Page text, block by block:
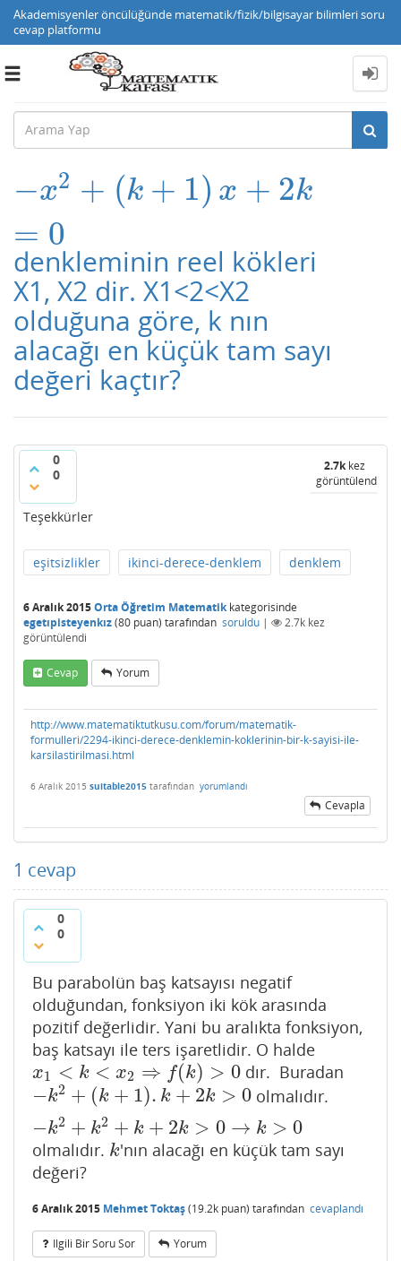
Akademisyenler öncülüğünde matematik/fizik/bilgisayar bilimleri soru
cevap platformu
Toggle
−x2 + (k + 1) x + 2k
= 0
−x2+ k+ 1)x +2 k=0
denkleminin reel kökleri
X1, X2 dir. X1<2<X2
olduğuna göre, k nın
alacağı en küçük tam sayı
değeri kaçtır?
0
0
2.7kkez
görüntülendi
Teşekkürler
eşitsizlikler ikinci-derece-denklem denklem
6 Aralık 2015Orta Öğretim Matematikkategorisinde
egetıpisteyenkız(80 puan) tarafından soruldu | 2.7k kez
görüntülendi
Cevap Yorum
http://www.matematiktutkusu.com/forum/matematik-
formulleri/2294-ikinci-derece-denklemin-koklerinin-bir-k-sayisi-ile-
karsilastirilmasi.html
6 Aralık 2015 suitable2015 tarafından yorumlandı
Cevapla
1 cevap
0
0
Bu parabolün baş katsayısı negatif
olduğundan, fonksiyon iki kök arasında
pozitif değerlidir. Yani bu aralıkta fonksiyon,
baş katsayı ile ters işaretlidir. O halde
x1 < k < x2 ⇒ f(k) > 0
x1 k< x2 ⇒f k)> 0 dır. Buradan
−k2 + (k + 1). k + 2k > 0
−k2+ k+ 1).k +2 k>0 olmalıdır.
−k2 + k2 + k + 2k > 0 → k > 0
−k2+ k2+k+ 2k>0 →k >0
olmalıdır. k
k'nın alacağı en küçük tam sayı
değeri?
6 Aralık 2015 Mehmet Toktaş(19.2k puan) tarafından cevaplandı
Ilgili Bir Soru Sor Yorum